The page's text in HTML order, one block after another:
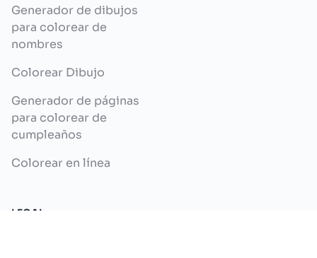
Generador de dibujos
para colorear de
nombres
Colorear Dibujo
Generador de páginas
para colorear de
cumpleaños
Colorear en línea
LEGAL